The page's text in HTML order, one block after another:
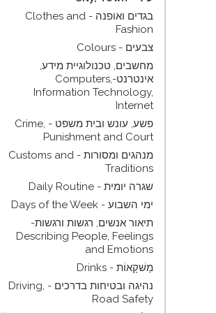
בגדים ואופנה - Clothes and
Fashion
צבעים - Colours
מחשבים, טכנולוגיית מידע,
אינטרנט-Computers,
Information Technology,
Internet
פשע, עונש ובית משפט - Crime,
Punishment and Court
מנהגים ומסורות - Customs and
Traditions
שגרה יומית - Daily Routine
ימי השבוע - Days of the Week
תיאור אנשים, רגשות ורגשות-
Describing People, Feelings
and Emotions
מַשׁקָאוֹת - Drinks
נהיגה ובטיחות בדרכים - Driving,
Road Safety